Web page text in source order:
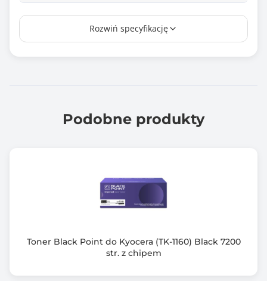
Kompatybilny z modelami
KYOCERA FS-9120/9500/9520
Informacje dodatkowe
Rozwiń specyfikację
Podobne produkty
Toner Black Point do Kyocera (TK-1160) Black 7200
str. z chipem